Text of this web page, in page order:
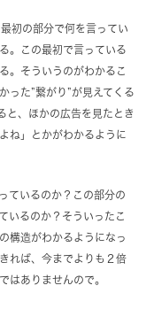
初の部分で何を言ってい
。この最初で言っている
。そういうのがわかるこ
った”繋がり”が見えてくる
と、ほかの広告を見たとき
ね」とかがわかるように
ているのか？この部分の
いるのか？そういったこ
構造がわかるようになっ
れば、今までよりも２倍
はありませんので。